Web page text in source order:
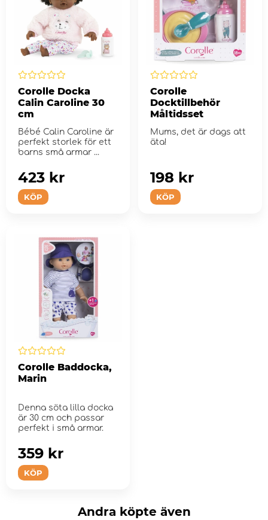
Corolle Docka
Calin Caroline 30
cm
Bébé Calin Caroline är
perfekt storlek för ett
barns små armar ...
KÖP
423 kr
Corolle
Docktillbehör
Måltidsset
Mums, det är dags att
äta!
KÖP
198 kr
Corolle Baddocka,
Marin
Denna söta lilla docka
är 30 cm och passar
perfekt i små armar.
KÖP
359 kr
Andra köpte även